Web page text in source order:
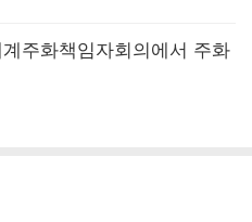
주화책임자회의에서 주화